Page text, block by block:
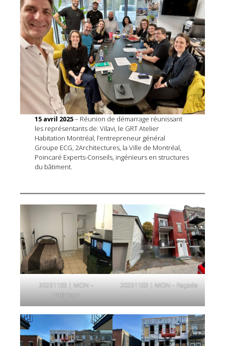
15 avril 2025– Réunion de démarrage réunissant
les représentants de: Vilavi, le GRT Atelier
Habitation Montréal, l’entrepreneur général
Groupe ECG, 2Architectures, la Ville de Montréal,
Poincaré Experts-Conseils, ingénieurs en structures
du bâtiment.
20231103 | MON –
Intérieur
20231103 | MON – Façade